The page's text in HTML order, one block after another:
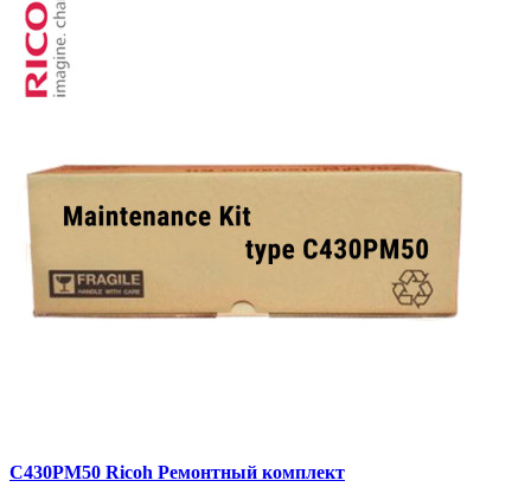
C430PM50 Ricoh Ремонтный комплект